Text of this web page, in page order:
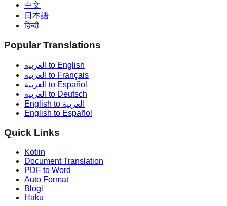
中文
日本語
हिन्दी
Popular Translations
العربية to English
العربية to Français
العربية to Español
العربية to Deutsch
English to العربية
English to Español
Quick Links
Kotiin
Document Translation
PDF to Word
Auto Format
Blogi
Haku